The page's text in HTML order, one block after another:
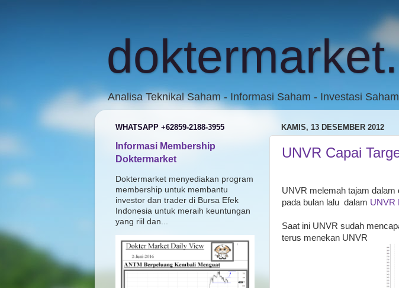
Analisa Teknikal Saham - Informasi Saham - Investasi Saham
KAMIS, 13 DESEMBER 2012
UNVR Capai
UNVR melemah tajam dalam
pada bulan lalu dalam UNVR
Saat ini UNVR sudah
terus menekan UNVR
WHATSAPP +62859-2188-3955
Informasi Membership
Doktermarket
Doktermarket menyediakan program
membership untuk membantu
investor dan trader di Bursa Efek
Indonesia untuk meraih keuntungan
yang riil dan...